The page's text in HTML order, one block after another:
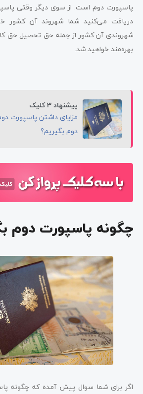
پاسپورت دوم است. از سوی دیگر وقتی
دریافت می‌کنید شما شهروند آن کشور
شهروندی آن کشور از جمله حق تحصیل حق
بهره‌مند خواهید شد.
پیشنهاد 3 کلیک
مزایای داشتن پاسپورت
دوم بگیریم؟
چگونه پاسپورت دوم
اگر برای شما سوال پیش آمده که چگونه